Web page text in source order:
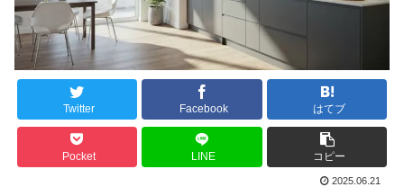
Twitter Facebook はてブ
Pocket LINE コピー
2025.06.21